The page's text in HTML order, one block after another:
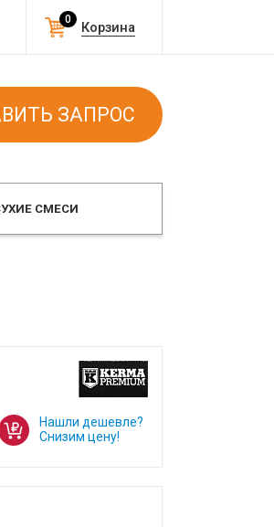
Корзина
0
ЗАПРОС
СМЕСИ
Нашли дешевле?
Снизим цену!